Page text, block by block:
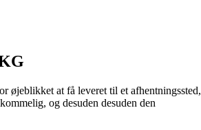
øjeblikket at få leveret til et afhentningssted,
og desuden desuden den